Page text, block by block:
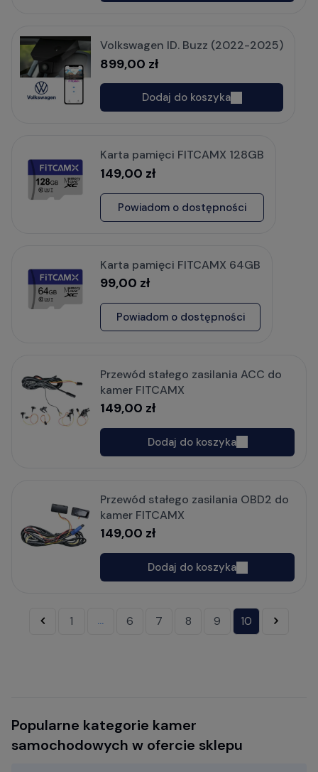
Volkswagen ID. Buzz (2022-2025)
899,00 zł
Dodaj do koszyka
Karta pamięci FITCAMX 128GB
149,00 zł
Powiadom o dostępności
Karta pamięci FITCAMX 64GB
99,00 zł
Powiadom o dostępności
Przewód stałego zasilania ACC do
kamer FITCAMX
149,00 zł
Dodaj do koszyka
Przewód stałego zasilania OBD2 do
kamer FITCAMX
149,00 zł
Dodaj do koszyka
« 1 ... 6 7 8 9 10 »
Popularne kategorie kamer
samochodowych w ofercie sklepu